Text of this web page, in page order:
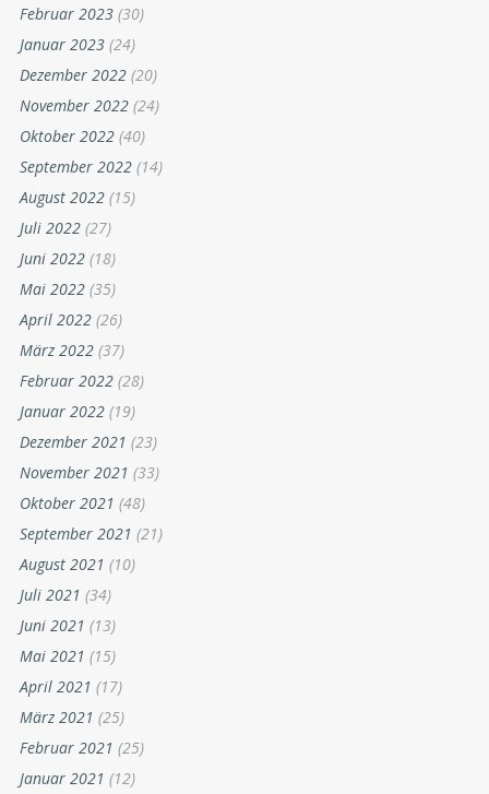
Februar 2023 (30)
Januar 2023 (24)
Dezember 2022 (20)
November 2022 (24)
Oktober 2022 (40)
September 2022 (14)
August 2022 (15)
Juli 2022 (27)
Juni 2022 (18)
Mai 2022 (35)
April 2022 (26)
März 2022 (37)
Februar 2022 (28)
Januar 2022 (19)
Dezember 2021 (23)
November 2021 (33)
Oktober 2021 (48)
September 2021 (21)
August 2021 (10)
Juli 2021 (34)
Juni 2021 (13)
Mai 2021 (15)
April 2021 (17)
März 2021 (25)
Februar 2021 (25)
Januar 2021 (12)